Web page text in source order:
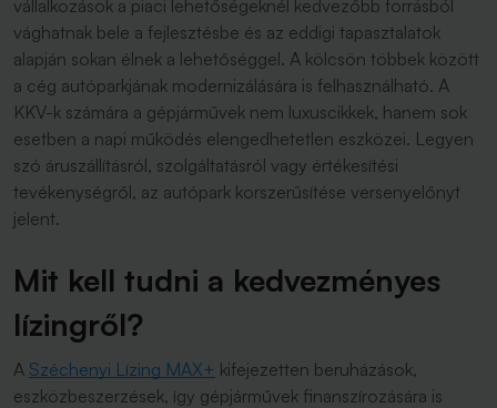
vállalkozások a piaci lehetőségeknél kedvezőbb forrásból
vághatnak bele a fejlesztésbe és az eddigi tapasztalatok
alapján sokan élnek a lehetőséggel. A kölcsön többek között
a cég autóparkjának modernizálására is felhasználható. A
KKV-k számára a gépjárművek nem luxuscikkek, hanem sok
esetben a napi működés elengedhetetlen eszközei. Legyen
szó áruszállításról, szolgáltatásról vagy értékesítési
tevékenységről, az autópark korszerűsítése versenyelőnyt
jelent.
Mit kell tudni a kedvezményes
lízingről?
A Széchenyi Lízing MAX+ kifejezetten beruházások,
eszközbeszerzések, így gépjárművek finanszírozására is